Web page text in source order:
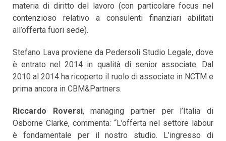
materia di diritto del lavoro (con particolare focus nel
contenzioso relativo a consulenti finanziari abilitati
all’offerta fuori sede).
Stefano Lava proviene da Pedersoli Studio Legale, dove
è entrato nel 2014 in qualità di senior associate. Dal
2010 al 2014 ha ricoperto il ruolo di associate in NCTM e
prima ancora in CBM&Partners.
Riccardo Roversi, managing partner per l’Italia di
Osborne Clarke, commenta: “L’offerta nel settore labour
è fondamentale per il nostro studio. L’ingresso di